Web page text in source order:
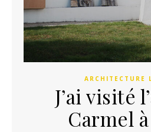
ARCHITECTURE
J’ai visité
Carmel